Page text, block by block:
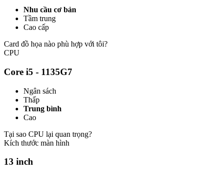
Nhu cầu cơ bản
Tầm trung
Cao cấp
Card đồ họa nào phù hợp với tôi?
CPU
Core i5 - 1135G7
Ngân sách
Thấp
Trung bình
Cao
Tại sao CPU lại quan trọng?
Kích thước màn hình
13 inch